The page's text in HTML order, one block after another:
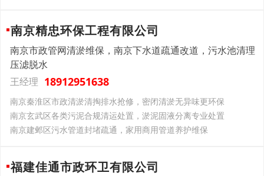
南京精忠环保工程有限公司
南京市政管网清淤维保，南京下水道疏通改道，污水池清理
压滤脱水
王经理 18912951638
南京秦淮区市政清淤清掏排水抢修，密闭清淤无异味更环保
南京玄武区各类污泥合规清运处置，淤泥固液分离专业处置
南京建邺区污水管道封堵疏通，家用商用管道养护维保
福建佳通市政环卫有限公司